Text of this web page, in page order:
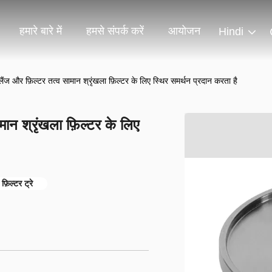
हमारे बारे में हमसे संपर्क करें आयोजन Hindi
और फ़िल्टर तत्व सामान श्रृंखला फ़िल्टर के लिए स्थिर समर्थन प्रदान करता है
श्रृंखला फ़िल्टर के लिए
ट्रे